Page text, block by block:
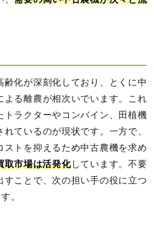
化が深刻化しており、とくに中
よる離農が相次いでいます。これ
トラクターやコンバイン、田植機
ているのが現状です。一方で、
ストを抑えるため中古農機を求め
取市場は活発化しています。不要
すことで、次の担い手の役に立つ
。